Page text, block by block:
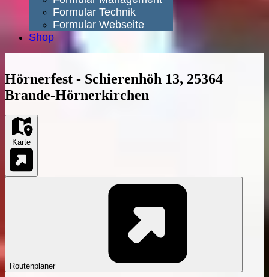
Formular Technik
Formular Webseite
Shop
Hörnerfest - Schierenhöh 13, 25364
Brande-Hörnerkirchen
Karte
Routenplaner